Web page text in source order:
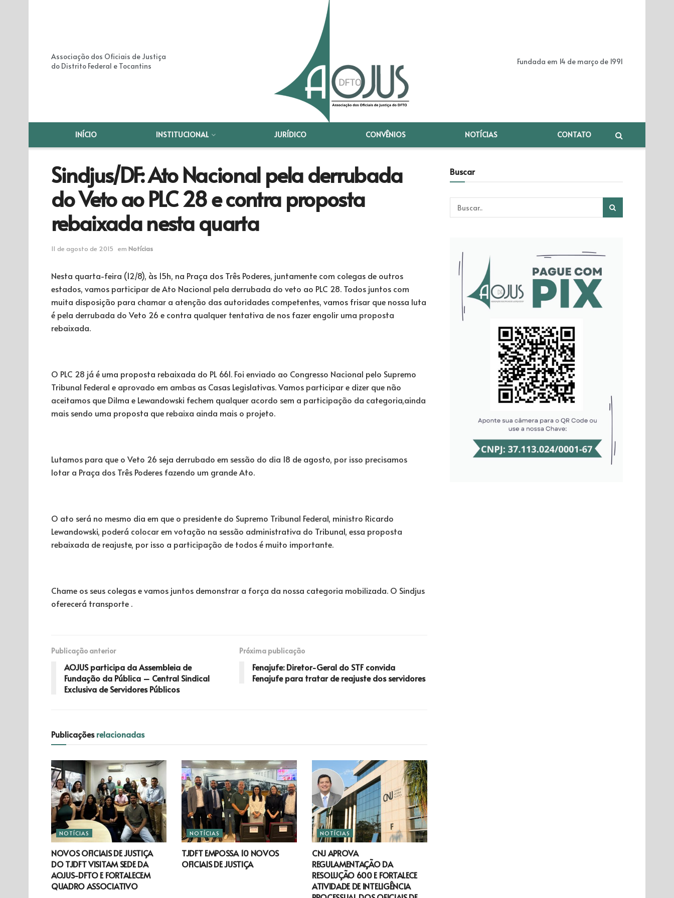
Associação dos Oficiais de Justiça
do Distrito Federal e Tocantins
Fundada em 14 de março de 1991
INÍCIO INSTITUCIONAL JURÍDICO CONVÊNIOS NOTÍCIAS CONTATO
Sindjus/DF: Ato Nacional pela derrubada
do Veto ao PLC 28 e contra proposta
rebaixada nesta quarta
11 de agosto de 2015 em Notícias
Nesta quarta-feira (12/8), às 15h, na Praça dos Três Poderes, juntamente com colegas de outros
estados, vamos participar de Ato Nacional pela derrubada do veto ao PLC 28. Todos juntos com
muita disposição para chamar a atenção das autoridades competentes, vamos frisar que nossa luta
é pela derrubada do Veto 26 e contra qualquer tentativa de nos fazer engolir uma proposta
rebaixada.
O PLC 28 já é uma proposta rebaixada do PL 661. Foi enviado ao Congresso Nacional pelo Supremo
Tribunal Federal e aprovado em ambas as Casas Legislativas. Vamos participar e dizer que não
aceitamos que Dilma e Lewandowski fechem qualquer acordo sem a participação da categoria,ainda
mais sendo uma proposta que rebaixa ainda mais o projeto.
Lutamos para que o Veto 26 seja derrubado em sessão do dia 18 de agosto, por isso precisamos
lotar a Praça dos Três Poderes fazendo um grande Ato.
O ato será no mesmo dia em que o presidente do Supremo Tribunal Federal, ministro Ricardo
Lewandowski, poderá colocar em votação na sessão administrativa do Tribunal, essa proposta
rebaixada de reajuste, por isso a participação de todos é muito importante.
Chame os seus colegas e vamos juntos demonstrar a força da nossa categoria mobilizada. O Sindjus
oferecerá transporte .
Publicação anterior
AOJUS participa da Assembleia de
Fundação da Pública – Central Sindical
Exclusiva de Servidores Públicos
Próxima publicação
Fenajufe: Diretor-Geral do STF convida
Fenajufe para tratar de reajuste dos servidores
Publicaçõesrelacionadas
NOTÍCIAS
NOVOS OFICIAIS DE JUSTIÇA
DO TJDFT VISITAM SEDE DA
AOJUS-DFTO E FORTALECEM
QUADRO ASSOCIATIVO
NOTÍCIAS
TJDFT EMPOSSA 10 NOVOS
OFICIAIS DE JUSTIÇA
NOTÍCIAS
CNJ APROVA
REGULAMENTAÇÃO DA
RESOLUÇÃO 600 E FORTALECE
ATIVIDADE DE INTELIGÊNCIA
Buscar